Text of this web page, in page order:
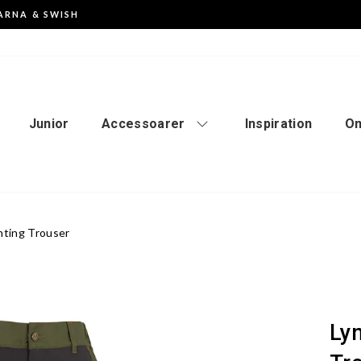
Pausa
& SWISH
Junior Accessoarer Inspiration
Trouser